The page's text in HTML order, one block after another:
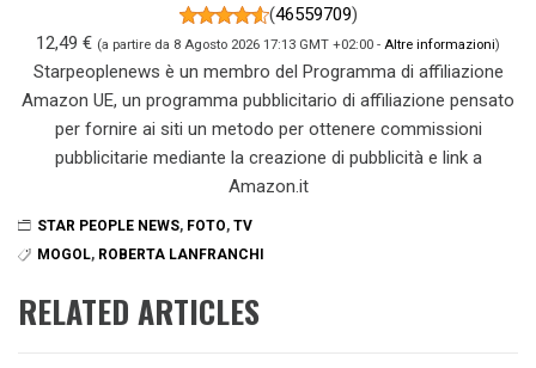
(46559709)
12,49 € (a partire da 8 Agosto 2026 17:13 GMT +02:00 - Altre informazioni)
Starpeoplenews è un membro del Programma di affiliazione
Amazon UE, un programma pubblicitario di affiliazione pensato
per fornire ai siti un metodo per ottenere commissioni
pubblicitarie mediante la creazione di pubblicità e link a
Amazon.it
STAR PEOPLE NEWS, FOTO, TV
MOGOL, ROBERTA LANFRANCHI
RELATED ARTICLES